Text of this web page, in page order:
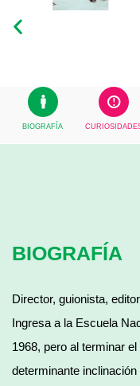
BIOGRAFÍA
BIOGRAFÍA
Director, guionista,
Ingresa a la Escuela
1968, pero al terminar
determinante